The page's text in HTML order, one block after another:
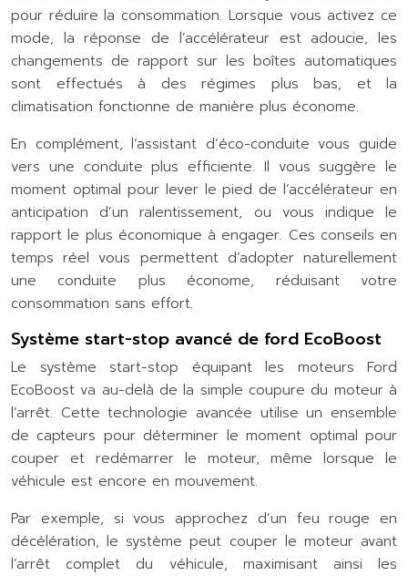
pour réduire la consommation. Lorsque vous activez ce
mode, la réponse de l’accélérateur est adoucie, les
changements de rapport sur les boîtes automatiques
sont effectués à des régimes plus bas, et la
climatisation fonctionne de manière plus économe.
En complément, l’assistant d’éco-conduite vous guide
vers une conduite plus efficiente. Il vous suggère le
moment optimal pour lever le pied de l’accélérateur en
anticipation d’un ralentissement, ou vous indique le
rapport le plus économique à engager. Ces conseils en
temps réel vous permettent d’adopter naturellement
une conduite plus économe, réduisant votre
consommation sans effort.
Système start-stop avancé de ford EcoBoost
Le système start-stop équipant les moteurs Ford
EcoBoost va au-delà de la simple coupure du moteur à
l’arrêt. Cette technologie avancée utilise un ensemble
de capteurs pour déterminer le moment optimal pour
couper et redémarrer le moteur, même lorsque le
véhicule est encore en mouvement.
Par exemple, si vous approchez d’un feu rouge en
décélération, le système peut couper le moteur avant
l’arrêt complet du véhicule, maximisant ainsi les